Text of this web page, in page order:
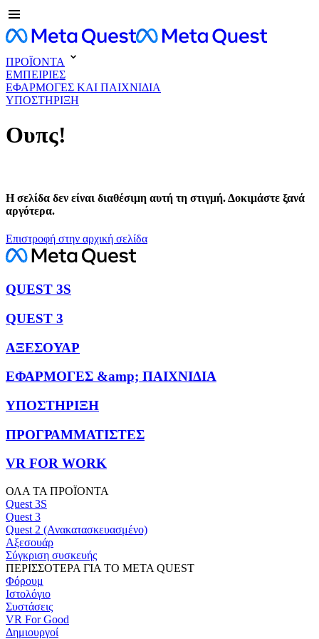
ΠΡΟΪΟΝΤΑ
ΕΜΠΕΙΡΙΕΣ
ΕΦΑΡΜΟΓΕΣ ΚΑΙ ΠΑΙΧΝΙΔΙΑ
ΥΠΟΣΤΗΡΙΞΗ
Ουπς!
Η σελίδα δεν είναι διαθέσιμη αυτή τη στιγμή. Δοκιμάστε ξανά
αργότερα.
Επιστροφή στην αρχική σελίδα
QUEST 3S
QUEST 3
ΑΞΕΣΟΥΑΡ
ΕΦΑΡΜΟΓΕΣ &amp; ΠΑΙΧΝΙΔΙΑ
ΥΠΟΣΤΗΡΙΞΗ
ΠΡΟΓΡΑΜΜΑΤΙΣΤΕΣ
VR FOR WORK
ΟΛΑ ΤΑ ΠΡΟΪΟΝΤΑ
Quest 3S
Quest 3
Quest 2 (Ανακατασκευασμένο)
Αξεσουάρ
Σύγκριση συσκευής
ΠΕΡΙΣΣΟΤΕΡΑ ΓΙΑ ΤΟ META QUEST
Φόρουμ
Ιστολόγιο
Συστάσεις
VR For Good
Δημιουργοί